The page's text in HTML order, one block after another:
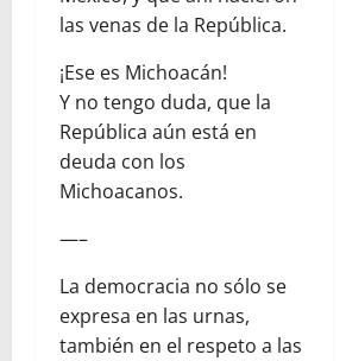
las venas de la República.
¡Ese es Michoacán!
Y no tengo duda, que la
República aún está en
deuda con los
Michoacanos.
—–
La democracia no sólo se
expresa en las urnas,
también en el respeto a las